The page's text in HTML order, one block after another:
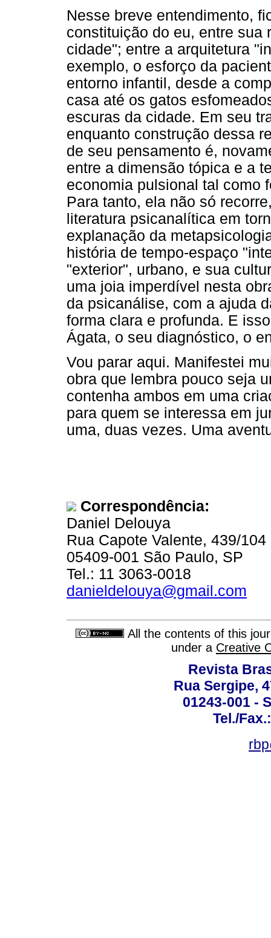
Nesse breve entendimento,
constituição do eu, entre sua
cidade"; entre a arquitetura
exemplo, o esforço da
entorno infantil, desde a
casa até os gatos
escuras da cidade. Em seu
enquanto construção dessa
de seu pensamento é,
entre a dimensão tópica e a
economia pulsional tal como
Para tanto, ela não só
literatura psicanalítica em
explanação da
história de tempo-espaço
"exterior", urbano, e sua
uma joia imperdível nesta
da psicanálise, com a ajuda
forma clara e profunda. E
Ágata, o seu diagnóstico, o
Vou parar aqui. Manifestei
obra que lembra pouco seja
contenha ambos em uma
para quem se interessa em
uma, duas vezes. Uma
Correspondência:
Daniel Delouya
Rua Capote Valente, 439/104
05409-001 São Paulo, SP
Tel.: 11 3063-0018
danieldelouya@gmail.com
All the contents of this
under a Creative
Revista
Rua Sergipe,
01243-001 -
Tel./